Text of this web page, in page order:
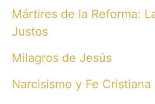
Mártires de la Reforma:
Justos
Milagros de Jesús
Narcisismo y Fe Cristiana